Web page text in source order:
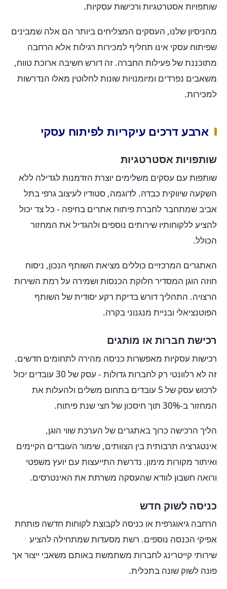
שותפויות אסטרטגיות ורכישות עסקיות.
מהניסיון שלנו, העסקים המצליחים ביותר הם אלה שמבינים
שפיתוח עסקי אינו תחליף למכירות רגילות אלא הרחבה
מתוכננת של פעילות החברה. זה דורש חשיבה ארוכת טווח,
משאבים נפרדים ומיומנויות שונות לחלוטין מאלו הנדרשות
למכירות.
ארבע דרכים עיקריות לפיתוח עסקי
שותפויות אסטרטגיות
שותפות עם עסקים משלימים יוצרת הזדמנות לגדילה ללא
השקעה שיווקית כבדה. לדוגמה, סטודיו לעיצוב גרפי בתל
אביב שמתחבר לחברת פיתוח אתרים בחיפה - כל צד יכול
להציע ללקוחותיו שירותים נוספים ולהגדיל את המחזור
הכולל.
האתגרים המרכזיים כוללים מציאת השותף הנכון, ניסוח
חוזה הוגן המסדיר חלוקת הכנסות ושמירה על רמת השירות
הרצויה. התהליך דורש בדיקת רקע יסודית של השותף
הפוטנציאלי ובניית מנגנוני בקרה.
רכישת חברות או מותגים
רכישות עסקיות מאפשרות כניסה מהירה לתחומים חדשים.
זה לא רלוונטי רק לחברות גדולות - עסק של 30 עובדים יכול
לרכוש עסק של 5 עובדים בתחום משלים ולהעלות את
המחזור ב-30% תוך חיסכון של חצי שנת פיתוח.
הליך הרכישה כרוך באתגרים של הערכת שווי הוגן,
אינטגרציה תרבותית בין הצוותים, שימור העובדים הקיימים
ואיתור מקורות מימון. נדרשת התייעצות עם יועץ משפטי
ורואה חשבון לוודא שהעסקה משרתת את האינטרסים.
כניסה לשוק חדש
הרחבה גיאוגרפית או כניסה לקבוצת לקוחות חדשה פותחת
אפיקי הכנסה נוספים. רשת מסעדות שמתחילה להציע
שירותי קייטרינג לחברות משתמשת באותם משאבי ייצור אך
פונה לשוק שונה בתכלית.